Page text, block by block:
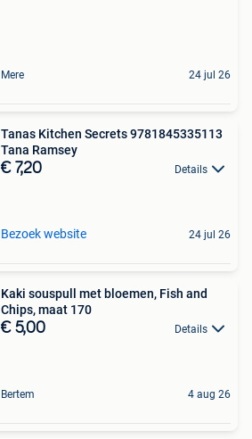
Mere 24 jul 26
Tanas Kitchen Secrets 9781845335113
Tana Ramsey
€ 7,20 Details
Bezoek website 24 jul 26
Kaki souspull met bloemen, Fish and
Chips, maat 170
€ 5,00 Details
Bertem 4 aug 26